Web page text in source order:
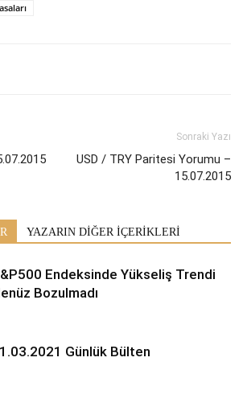
Sonraki Yazı
USD / TRY Paritesi Yorumu –
15.07.2015
YAZARIN DİĞER İÇERİKLERİ
Endeksinde Yükseliş Trendi
Bozulmadı
Günlük Bülten